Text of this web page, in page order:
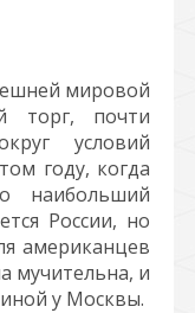
мировой
торг, почти
условий
году, когда
наибольший
России, но
американцев
мучительна, и
у Москвы.